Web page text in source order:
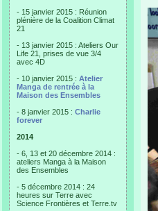
- 15 janvier 2015 : Réunion
plénière de la Coalition Climat
21
- 13 janvier 2015 : Ateliers Our
Life 21, prises de vue 3/4
avec 4D
- 10 janvier 2015 : Atelier
Manga de rentrée à la
Maison des Ensembles
- 8 janvier 2015 : Charlie
forever
2014
- 6, 13 et 20 décembre 2014 :
ateliers Manga à la Maison
des Ensembles
- 5 décembre 2014 : 24
heures sur Terre avec
Science Frontières et Terre.tv